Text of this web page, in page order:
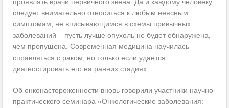
Смертность от COVID-19 может быть ниже, чем считалось
Импотенция говорит о риске ранней смерти
проявлять врачи первичного звена. Да и каждому человеку
следует внимательно относиться к любым неясным
симптомам, не вписывающимся в схемы привычных
заболеваний– пусть лучше опухоль не будет обнаружена,
чем пропущена. Современная медицина научилась
справляться с раком, но только если удается
диагностировать его на ранних стадиях.
Об онконастороженности вновь говорили участники научно-
практического семинара «Онкологические заболевания: